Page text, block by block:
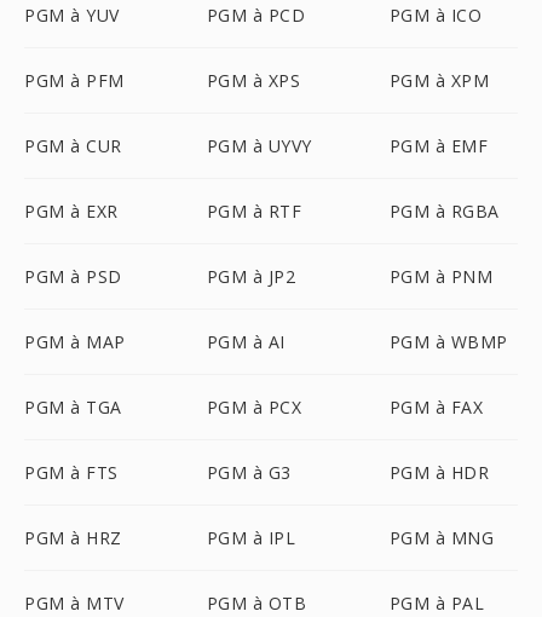
PGM à YUV PGM à PCD PGM à ICO
PGM à PFM PGM à XPS PGM à XPM
PGM à CUR PGM à UYVY PGM à EMF
PGM à EXR PGM à RTF PGM à RGBA
PGM à PSD PGM à JP2 PGM à PNM
PGM à MAP PGM à AI PGM à WBMP
PGM à TGA PGM à PCX PGM à FAX
PGM à FTS PGM à G3 PGM à HDR
PGM à HRZ PGM à IPL PGM à MNG
PGM à MTV PGM à OTB PGM à PAL